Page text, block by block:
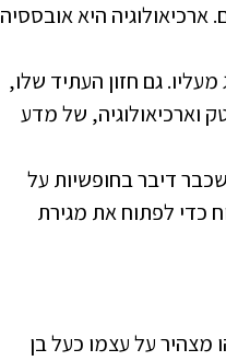
ארכיאולוגיה היא אובססיה
מעליו. גם חזון העתיד שלו,
וארכיאולוגיה, של מדע
דיבר בחופשיות על
כדי לפתוח את מגירת
מצהיר על עצמו כעל בן